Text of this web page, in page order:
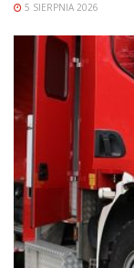
5 SIERPNIA 2026